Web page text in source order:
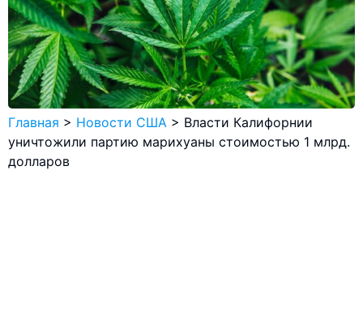
Главная > Новости США > Власти Калифорнии
уничтожили партию марихуаны стоимостью 1 млрд.
долларов